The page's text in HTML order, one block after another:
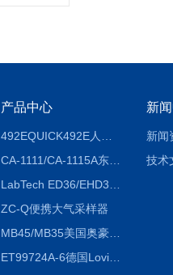
产品中心
CA-1111/CA-1115A东京理化EYELA CA-1111/CA-1115A冷却水循环装置
ZC-Q便携大气采样器
MB45/MB35美国奥豪斯OHAUS MB45/MB35卤素红外水分测定仪
ET99724A-6德国Lovibond ET99724A-6微电脑BOD测定仪
新
新闻
技术